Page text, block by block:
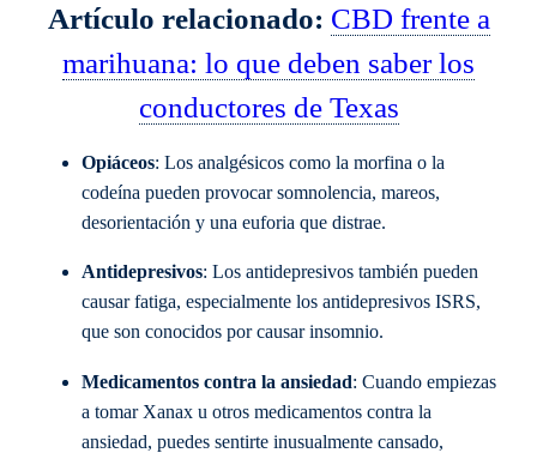
Artículo relacionado: CBD frente a
marihuana: lo que deben saber los
conductores de Texas
Opiáceos: Los analgésicos como la morfina o la
codeína pueden provocar somnolencia, mareos,
desorientación y una euforia que distrae.
Antidepresivos: Los antidepresivos también pueden
causar fatiga, especialmente los antidepresivos ISRS,
que son conocidos por causar insomnio.
Medicamentos contra la ansiedad: Cuando empiezas
a tomar Xanax u otros medicamentos contra la
ansiedad, puedes sentirte inusualmente cansado,